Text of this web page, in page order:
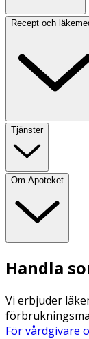
Recept och
Tjänster
Om Apoteket
Handla
Vi erbjuder
För vårdgivare